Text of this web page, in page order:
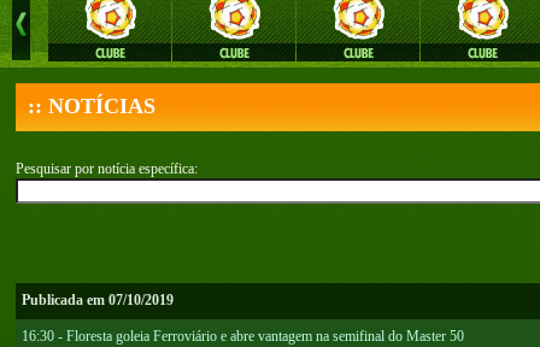
:: NOTÍCIAS
Pesquisar por notícia específica:
Publicada em 07/10/2019
16:30 - Floresta goleia Ferroviário e abre vantagem na semifinal do Master 50